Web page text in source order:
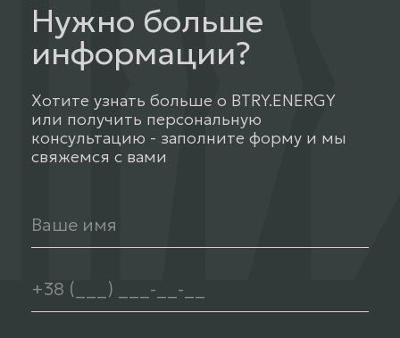
Нужно больше
информации?
Хотите узнать больше о BTRY.ENERGY
или получить персональную
консультацию - заполните форму и мы
свяжемся с вами